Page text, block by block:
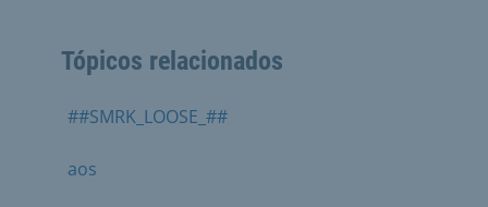
Tópicos relacionados
##SMRK_LOOSE_##
aos